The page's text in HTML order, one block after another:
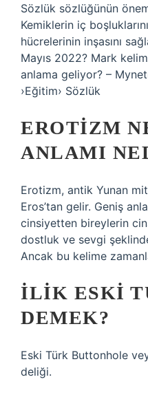
Sözlük sözlüğünün
Kemiklerin iç
hücrelerinin inşasını
Mayıs 2022? Mark
anlama geliyor? –
›Eğitim› Sözlük
EROTIZM
ANLAMI
Erotizm, antik Yunan
Eros’tan gelir. Geniş
cinsiyetten bireylerin
dostluk ve sevgi
Ancak bu kelime
İLIK ESKI
DEMEK?
Eski Türk Buttonhole
deliği.